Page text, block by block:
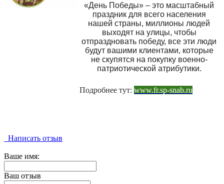
«День Победы» – это масштабный
праздник для всего населения
нашей страны, миллионы людей
выходят на улицы, чтобы
отпраздновать победу, все эти люди
будут вашими клиентами, которые
не скупятся на покупку военно-
патриотической атрибутики.
Подробнее тут: www.fr.sp-snab.ru
Написать отзыв
Ваше имя:
Ваш отзыв